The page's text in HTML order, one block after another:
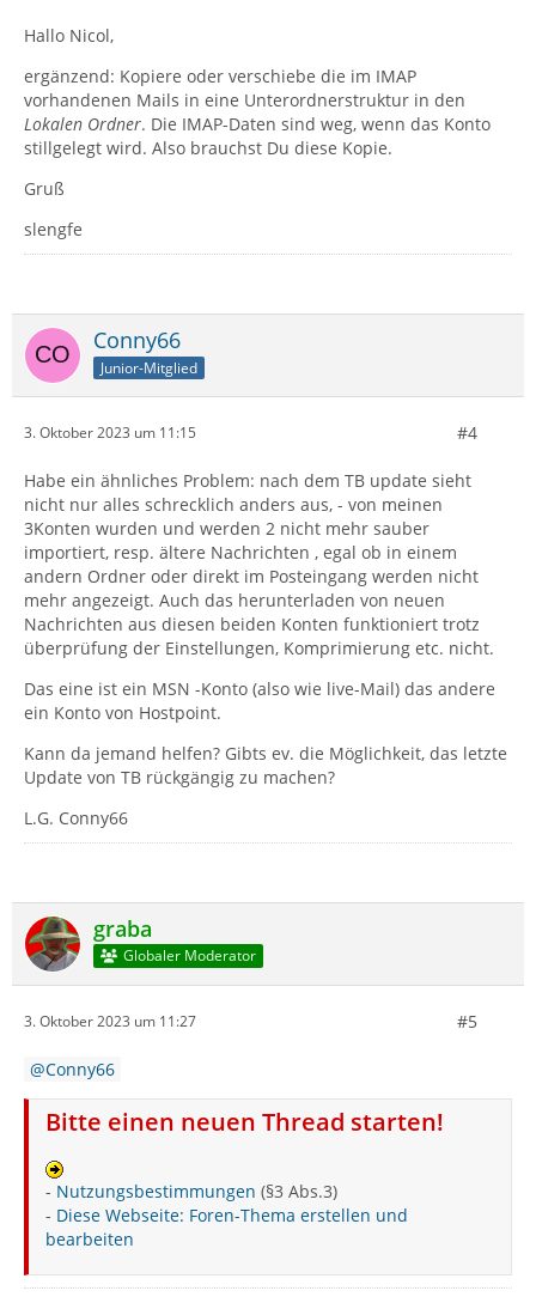
Hallo Nicol,
ergänzend: Kopiere oder verschiebe die im IMAP
vorhandenen Mails in eine Unterordnerstruktur in den
Lokalen Ordner. Die IMAP-Daten sind weg, wenn das Konto
stillgelegt wird. Also brauchst Du diese Kopie.
Gruß
slengfe
Conny66
Junior-Mitglied
3. Oktober 2023 um 11:15 #4
Habe ein ähnliches Problem: nach dem TB update sieht
nicht nur alles schrecklich anders aus, - von meinen
3Konten wurden und werden 2 nicht mehr sauber
importiert, resp. ältere Nachrichten , egal ob in einem
andern Ordner oder direkt im Posteingang werden nicht
mehr angezeigt. Auch das herunterladen von neuen
Nachrichten aus diesen beiden Konten funktioniert trotz
überprüfung der Einstellungen, Komprimierung etc. nicht.
Das eine ist ein MSN -Konto (also wie live-Mail) das andere
ein Konto von Hostpoint.
Kann da jemand helfen? Gibts ev. die Möglichkeit, das letzte
Update von TB rückgängig zu machen?
L.G. Conny66
graba
Globaler Moderator
3. Oktober 2023 um 11:27 #5
Conny66
Bitte einen neuen Thread starten!
- Nutzungsbestimmungen (§3 Abs.3)
- Diese Webseite: Foren-Thema erstellen und
bearbeiten